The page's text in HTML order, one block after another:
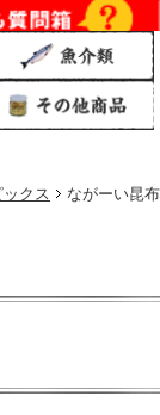
クス ながーい昆布